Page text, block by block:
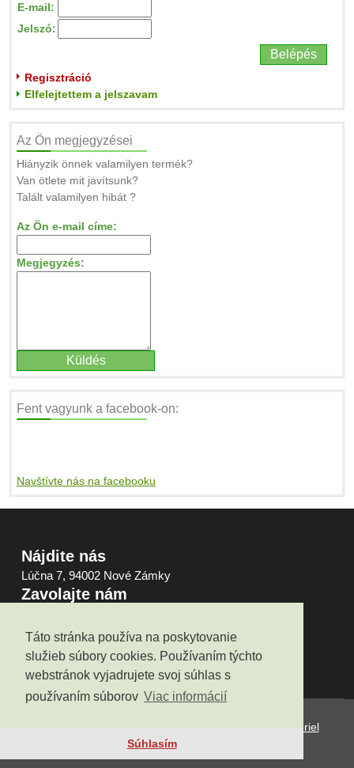
Táto stránka používa na poskytovanie
služieb súbory cookies. Používaním týchto
webstránok vyjadrujete svoj súhlas s
používaním súborov Viac informácií
Súhlasím
E-mail:
Jelszó:
Regisztráció
Elfelejtettem a jelszavam
Az Ön megjegyzései
Hiányzik önnek valamilyen termék?
Van ötlete mit javítsunk?
Talált valamilyen hibát ?
Az Ön e-mail címe:
Megjegyzés:
Fent vagyunk a facebook-on:
Navštívte nás na facebooku
Nájdite nás
Lúčna 7, 94002 Nové Zámky
Zavolajte nám
Napíšte nám
obchod@pgchem.sk
Gabriel
Pasztorek - PGchem